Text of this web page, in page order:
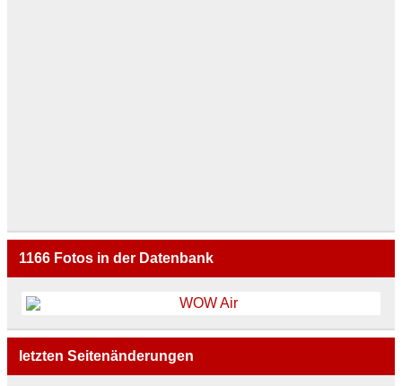
1166Fotos in der Datenbank
letzten Seitenänderungen